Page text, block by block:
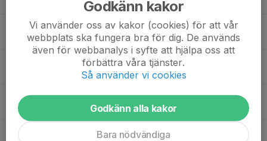
19:30
21:00
Träning
Rosenlunds IP
Tor
Godkänn kakor
Vi använder oss av kakor (cookies) för att vår
webbplats ska fungera bra för dig. De används
även för webbanalys i syfte att hjälpa oss att
förbättra våra tjänster.
Så använder vi cookies
Godkänn alla kakor
Bara nödvändiga